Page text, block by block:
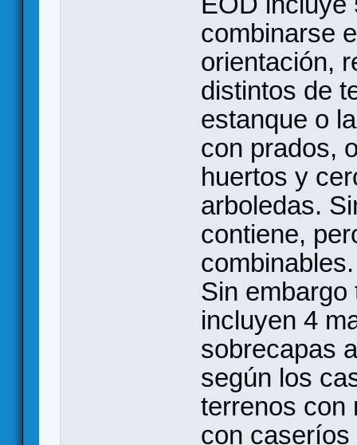
combinarse
orientación,
distintos de
estanque o
con prados,
huertos y
arboledas.
contiene,
combinables.
Sin
incluyen 4
sobrecapas
según los
terrenos con
con